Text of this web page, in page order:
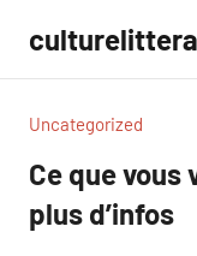
contenu
Uncategorized
Ce que vous
plus d’infos